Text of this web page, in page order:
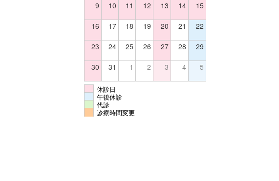
9 10 11 12 13 14 15
16 17 18 19 20 21 22
23 24 25 26 27 28 29
30 31 1 2 3 4 5
休診日
午後休診
代診
診療時間変更